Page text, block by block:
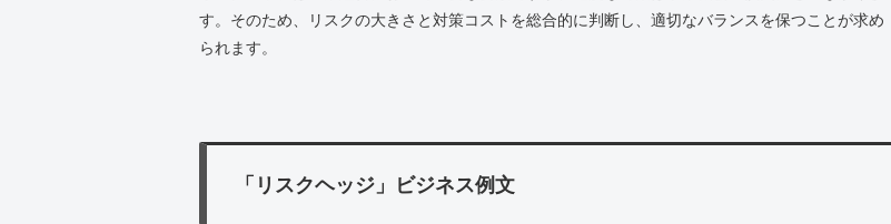
す。そのため、リスクの大きさと対策コストを総合的に判断し、適切なバランスを保つことが求め
られます。
「リスクヘッジ」ビジネス例文